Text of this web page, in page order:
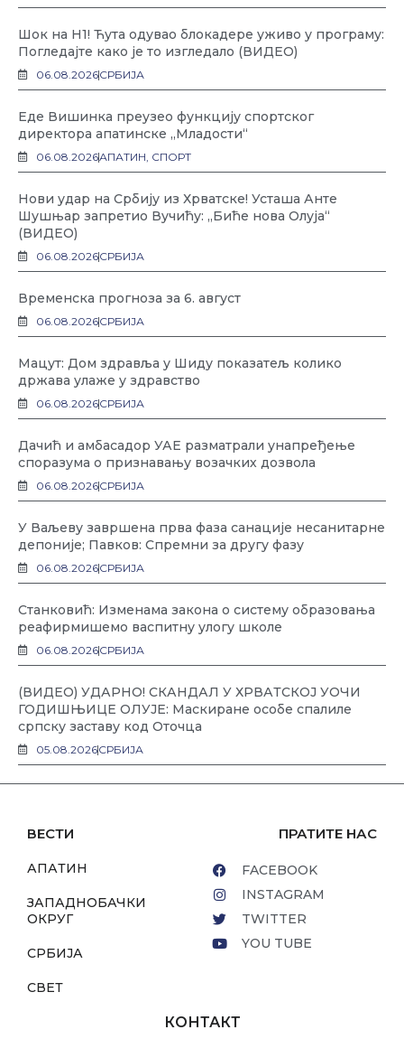
Шок на Н1! Ћута одувао блокадере уживо у програму:
Погледајте како је то изгледало (ВИДЕО)
06.08.2026СРБИЈА
Еде Вишинка преузео функцију спортског
директора апатинске „Младости“
06.08.2026АПАТИН, СПОРТ
Нови удар на Србију из Хрватске! Усташа Анте
Шушњар запретио Вучићу: „Биће нова Олуја“
(ВИДЕО)
06.08.2026СРБИЈА
Временска прогноза за 6. август
06.08.2026СРБИЈА
Мацут: Дом здравља у Шиду показатељ колико
држава улаже у здравство
06.08.2026СРБИЈА
Дачић и амбасадор УАЕ разматрали унапређење
споразума о признавању возачких дозвола
06.08.2026СРБИЈА
У Ваљеву завршена прва фаза санације несанитарне
депоније; Павков: Спремни за другу фазу
06.08.2026СРБИЈА
Станковић: Изменама закона о систему образовања
реафирмишемо васпитну улогу школе
06.08.2026СРБИЈА
(ВИДЕО) УДАРНО! СКАНДАЛ У ХРВАТСКОЈ УОЧИ
ГОДИШЊИЦЕ ОЛУЈЕ: Маскиране особе спалиле
српску заставу код Оточца
05.08.2026СРБИЈА
ВЕСТИ
АПАТИН
ЗАПАДНОБАЧКИ
ОКРУГ
СРБИЈА
СВЕТ
ПРАТИТЕ НАС
FACEBOOK
INSTAGRAM
TWITTER
YOU TUBE
КОНТАКТ